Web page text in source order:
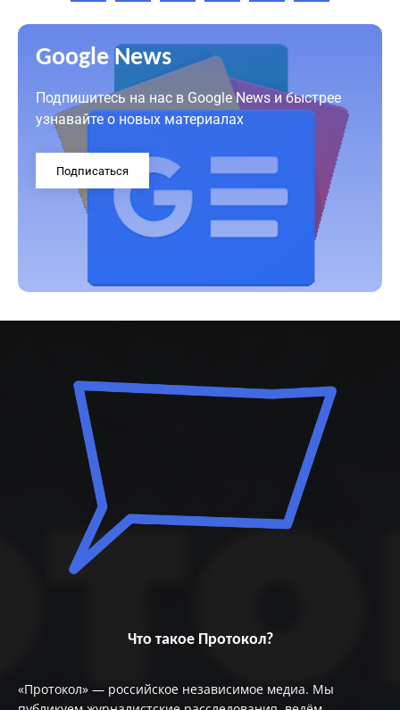
Google News
Подпишитесь на нас в Google News и быстрее
узнавайте о новых материалах
Подписаться
Что такое Протокол?
«Протокол» — российское независимое медиа. Мы